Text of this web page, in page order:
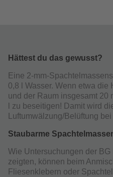
Hättest du das gewusst?
Eine 2-mm-
0,8 l Wasser. Wenn etwa die
und der Raum insgesamt 20
l zu beseitigen! Damit wird
Luftumwälzung/Belüftung
Staubarme
Wie Untersuchungen der
zeigten, können beim
Fliesenklebern oder